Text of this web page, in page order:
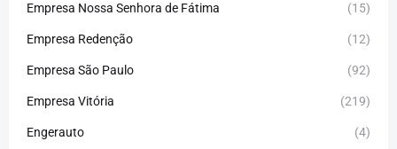
Empresa Nossa Senhora de Fátima (15)
Empresa Redenção (12)
Empresa São Paulo (92)
Empresa Vitória (219)
Engerauto (4)